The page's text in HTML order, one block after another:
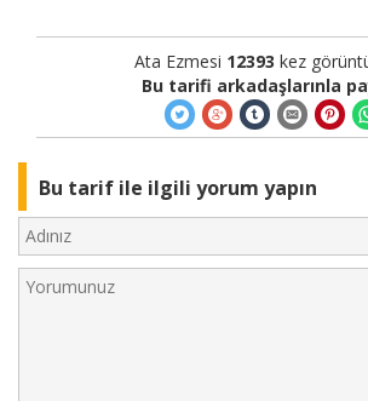
Ata Ezmesi 12393 kez
Bu tarifi arkadaşlarınla
Bu tarif ile ilgili yorum yapın